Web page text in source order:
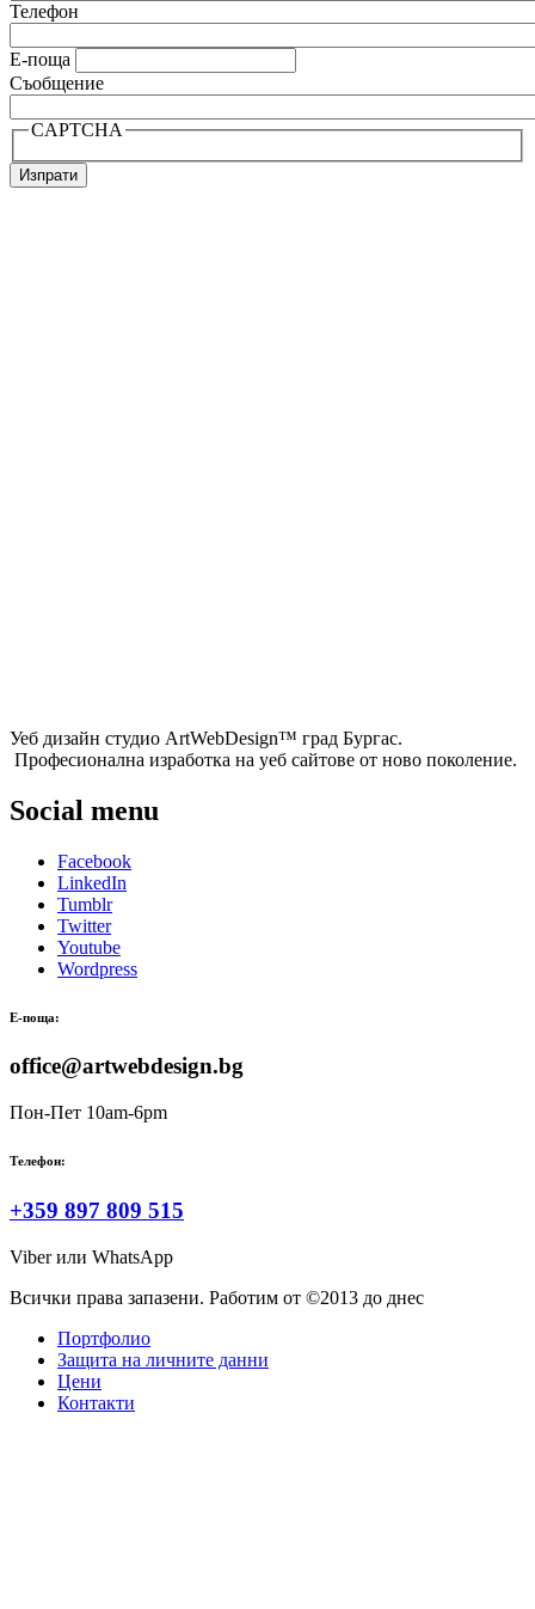
Телефон
Е-поща
Съобщение
CAPTCHA
Уеб дизайн студио ArtWebDesign™ град Бургас.
Професионална изработка на уеб сайтове от ново поколение.
Social menu
Facebook
LinkedIn
Tumblr
Twitter
Youtube
Wordpress
Е-поща:
office@artwebdesign.bg
Пон-Пет 10am-6pm
Телефон:
+359 897 809 515
Viber или WhatsApp
Всички права запазени. Работим от ©2013 до днес
Портфолио
Защита на личните данни
Цени
Контакти